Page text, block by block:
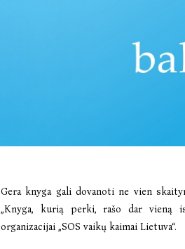
Gera knyga gali dovanoti ne vien
„Knyga, kurią perki, rašo dar vieną
organizacijai „SOS vaikų kaimai Lietuva“.